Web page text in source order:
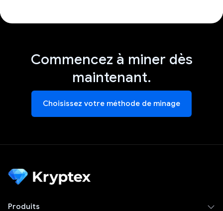
Commencez à miner dès
maintenant.
Choisissez votre méthode de minage
Produits